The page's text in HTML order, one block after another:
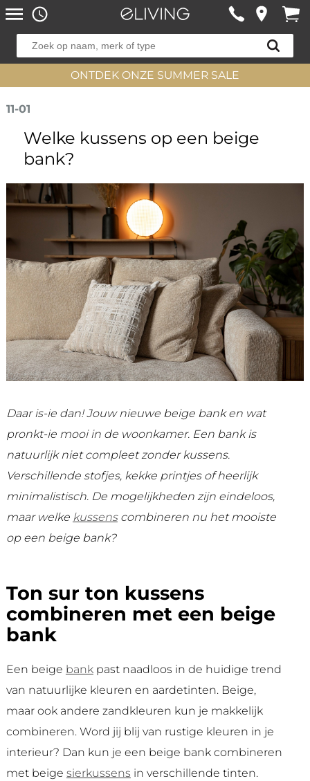
ONTDEK ONZE SUMMER SALE
11-01
Welke kussens op een beige
bank?
Daar is-ie dan! Jouw nieuwe beige bank en wat
pronkt-ie mooi in de woonkamer. Een bank is
natuurlijk niet compleet zonder kussens.
Verschillende stofjes, kekke printjes of heerlijk
minimalistisch. De mogelijkheden zijn eindeloos,
maar welke kussenscombineren nu het mooiste
op een beige bank?
Ton sur ton kussens
combineren met een beige
bank
Een beige bankpast naadloos in de huidige trend
van natuurlijke kleuren en aardetinten. Beige,
maar ook andere zandkleuren kun je makkelijk
combineren. Word jij blij van rustige kleuren in je
interieur? Dan kun je een beige bank combineren
met beige sierkussens in verschillende tinten.